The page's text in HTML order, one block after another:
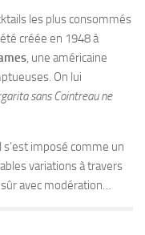
les plus consommés
créée en 1948 à
, une américaine
On lui
sans Cointreau ne
imposé comme un
variations à travers
avec modération…